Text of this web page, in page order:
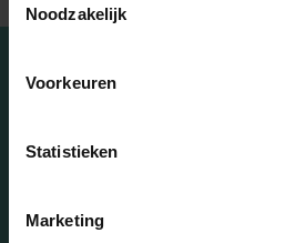
Noodzakelijk
Voorkeuren
Statistieken
Marketing